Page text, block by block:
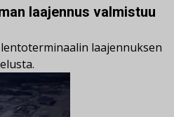
laajennus valmistuu
laajennuksen